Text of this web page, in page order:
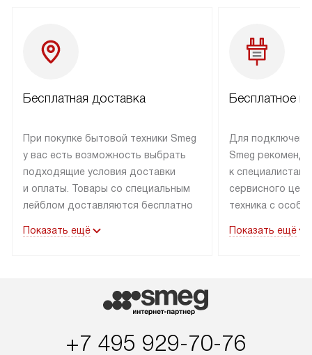
Бесплатная доставка
При покупке бытовой техники Smeg
у вас есть возможность выбрать
подходящие условия доставки
и оплаты. Товары со специальным
лейблом доставляются бесплатно
до подъезда. Доставка за пределы
маркировку «в наличии», может
быть отправлен покупателю
в Санкт-Петербург и другие
Показать ещё
Бесплатное
Для
Smeg
к специалистам
сервисного
техника с
коммуникациям.
подключения к
Показать ещё
+7 495 929-70-76